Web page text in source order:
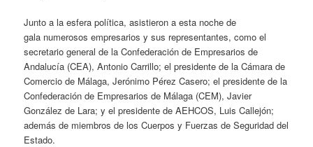
Junto a la esfera política, asistieron a esta noche de
gala numerosos empresarios y sus representantes, como el
secretario general de la Confederación de Empresarios de
Andalucía (CEA), Antonio Carrillo; el presidente de la Cámara de
Comercio de Málaga, Jerónimo Pérez Casero; el presidente de la
Confederación de Empresarios de Málaga (CEM), Javier
González de Lara; y el presidente de AEHCOS, Luis Callejón;
además de miembros de los Cuerpos y Fuerzas de Seguridad del
Estado.